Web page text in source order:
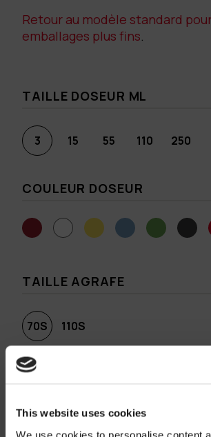
This website uses cookies
We use cookies to personalise content
Retour au modèle standard
emballages plus fins.
TAILLE DOSEUR ML
3 15 55 110 250
COULEUR DOSEUR
TAILLE AGRAFE
70S 110S